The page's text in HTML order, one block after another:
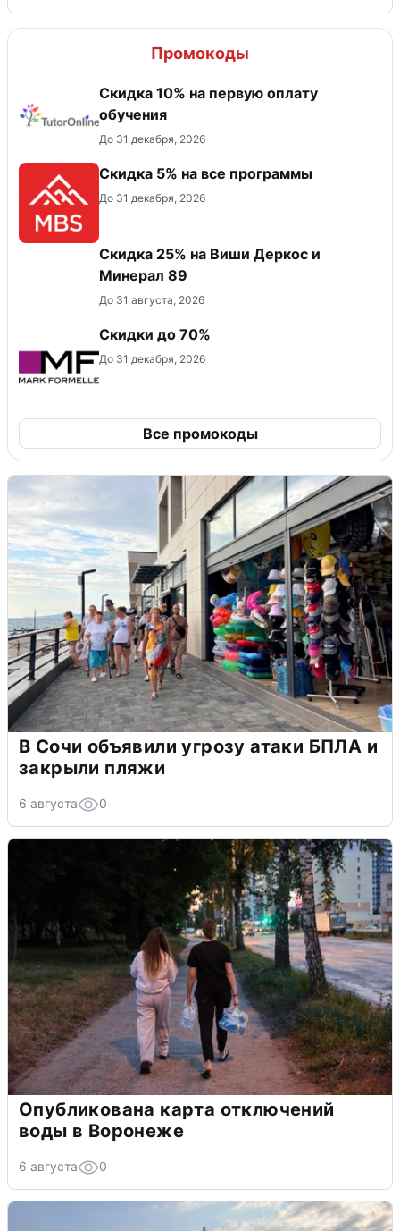
Промокоды
Скидка 10% на первую оплату
обучения
До 31 декабря, 2026
Скидка 5% на все программы
До 31 декабря, 2026
Скидка 25% на Виши Деркос и
Минерал 89
До 31 августа, 2026
Скидки до 70%
До 31 декабря, 2026
Все промокоды
В Сочи объявили угрозу атаки БПЛА и
закрыли пляжи
6 августа 0
Опубликована карта отключений
воды в Воронеже
6 августа 0